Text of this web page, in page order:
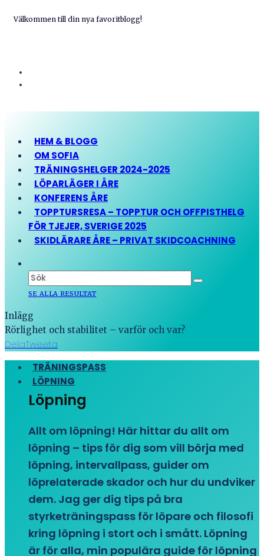
Välkommen till din nya favoritblogg!
HEM & BLOGG
OM SOFIA
TRÄNINGSHELGER 2024-2025
LÖPARLÄGER I ÅRE
KONFERENS ÅRE
TOPPTURSRESA – TOPPTUR OCH OFFPISTHELG
FÖR TJEJER, SVERIGE 2025
SKIDLÄRARE ÅRE – PRIVAT SKIDCOACHNING
SE ALLA RESULTAT
Inlägg
Rörlighet och stabilitet – varför och var?
DelaTweeta
TRÄNINGSPASS
LÖPNING
Löpning
Allt om löpning! Här hittar du allt om
löpning – tips för dig som vill börja med
löpning, intervallpass, guider om
löprelaterade skador och hur du undviker
dem. Jag ger dig tips på bra
styrketräningspass för löpare och filosofi
kring löpning i stort och i smått. Löpning
är för alla, min populära guide för löpning